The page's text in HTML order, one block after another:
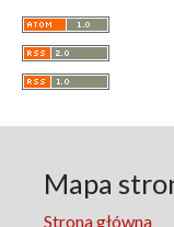
Communication
A Very Short
Literary Culture of
Lodz in the Polish
Republic in Lodz
Mapa
Strona główna